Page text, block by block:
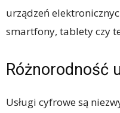
urządzeń
smartfony, tablety czy
Różnorodność
Usługi cyfrowe są